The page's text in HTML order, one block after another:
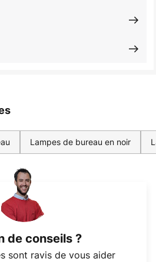
Lampes de bureau en noir
de conseils ?
sont ravis de vous aider